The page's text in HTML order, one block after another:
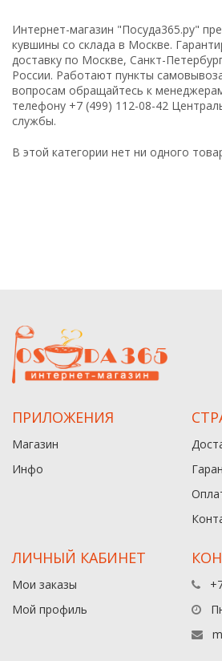
Интернет-магазин "Посуда365.ру"
кувшины со склада в Москве.
доставку по Москве, Санкт-
России. Работают пункты
вопросам обращайтесь к
телефону +7 (499) 112-08-42
службы.
В этой категории нет ни одного
ПРИЛОЖЕНИЯ
Магазин
Инфо
ЛИЧНЫЙ КАБИНЕТ
Мои заказы
Мой профиль